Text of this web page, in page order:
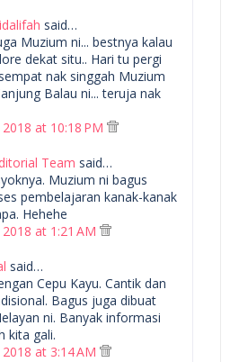
said…
Muzium ni... bestnya kalau
dekat situ.. Hari tu pergi
nak singgah Muzium
Balau ni... teruja nak
2018 at 10:18 PM
Team said…
Muzium ni bagus
pembelajaran kanak-kanak
Hehehe
at 1:21 AM
said…
Cepu Kayu. Cantik dan
Bagus juga dibuat
ni. Banyak informasi
kita gali.
at 3:14 AM